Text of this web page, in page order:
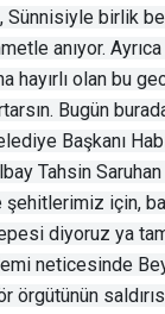
birlik
anıyor.
hayırlı olan bu
Bugün
Başkanı
Tahsin
için,
diyoruz ya
neticesinde